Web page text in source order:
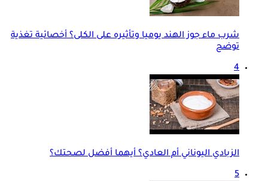
شرب ماء جوز الهند يوميا وتأثيره على الكلى؟ أخصائية تغذية
توضح
4
الزبادي اليوناني أم العادي؟ أيهما أفضل لصحتك؟
5